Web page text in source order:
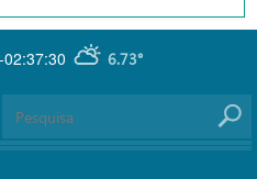
02:37:30 6.73°